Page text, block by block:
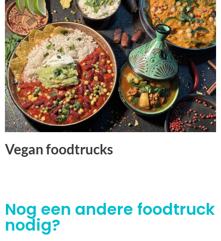
Vegan foodtrucks
Nog een andere foodtruck
nodig?